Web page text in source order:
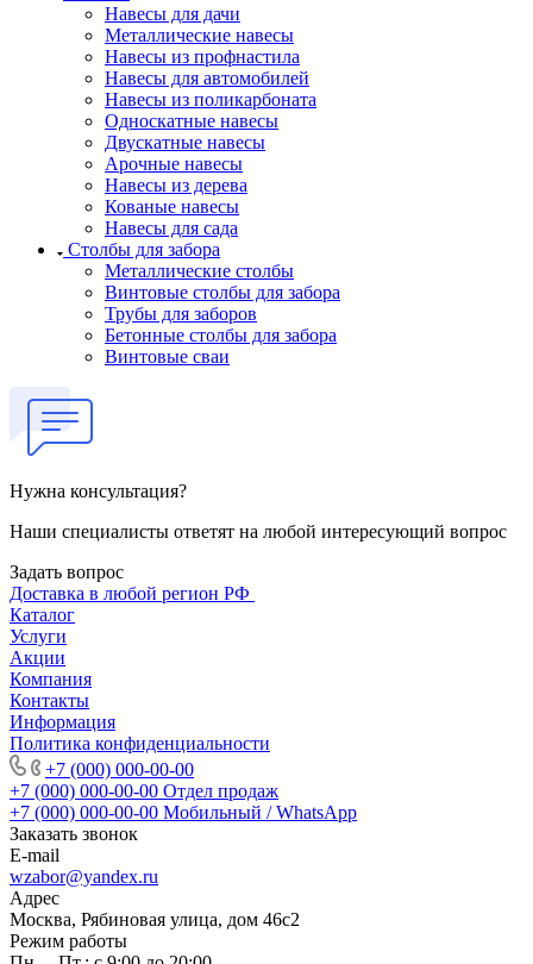
Навесы для дачи
Металлические навесы
Навесы из профнастила
Навесы для автомобилей
Навесы из поликарбоната
Односкатные навесы
Двускатные навесы
Арочные навесы
Навесы из дерева
Кованые навесы
Навесы для сада
Столбы для забора
Металлические столбы
Винтовые столбы для забора
Трубы для заборов
Бетонные столбы для забора
Винтовые сваи
Нужна консультация?
Наши специалисты ответят на любой интересующий вопрос
Задать вопрос
Доставка в любой регион РФ
Каталог
Услуги
Акции
Компания
Контакты
Информация
Политика конфиденциальности
+7 (000) 000-00-00
+7 (000) 000-00-00 Отдел продаж
+7 (000) 000-00-00 Мобильный / WhatsApp
Заказать звонок
E-mail
wzabor@yandex.ru
Адрес
Москва, Рябиновая улица, дом 46с2
Режим работы